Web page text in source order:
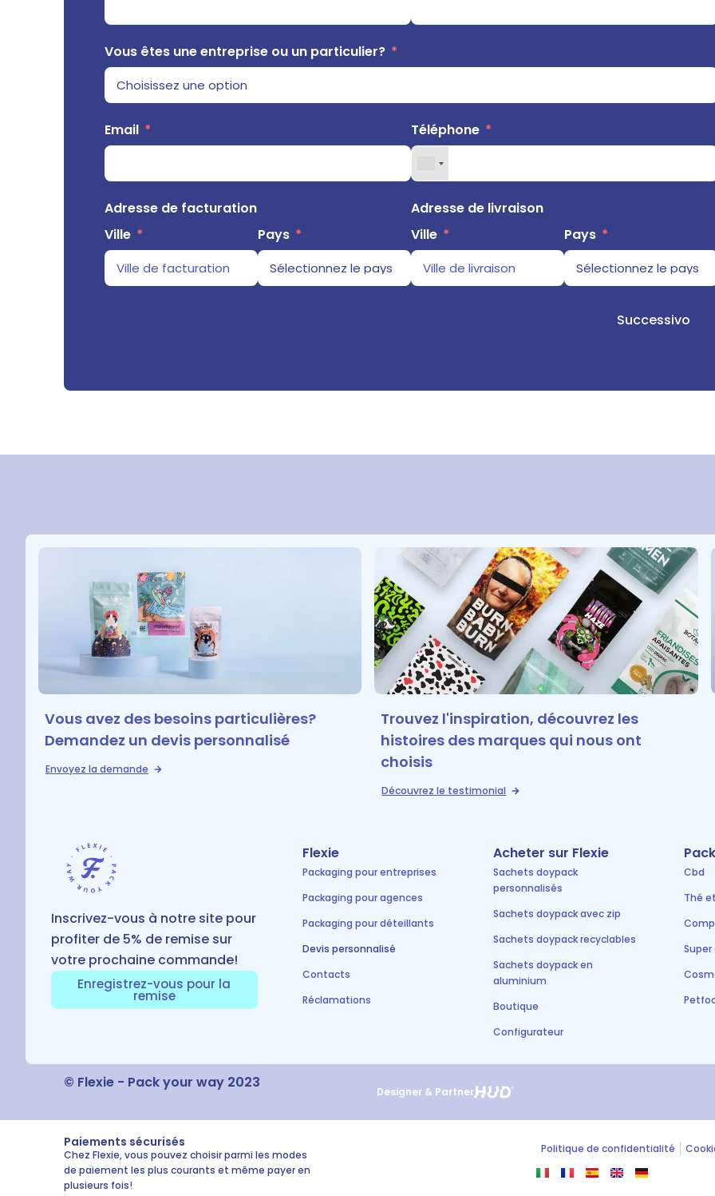
Vous êtes une entreprise ou un particulier?
Email Téléphone
Adresse de facturation
Ville
Pays
Adresse de livraison
Ville
Pays
Successivo
Vous avez des besoins particulières?
Demandez un devis personnalisé
Envoyez la demande
Trouvez l'inspiration, découvrez les
histoires des marques qui nous ont
choisis
Découvrez le testimonial
Inscrivez-vous à notre site pour
profiter de 5% de remise sur
votre prochaine commande!
Enregistrez-vous pour la
remise
Flexie
Packaging pour entreprises
Packaging pour agences
Packaging pour déteillants
Devis personnalisé
Contacts
Réclamations
Acheter sur Flexie
Sachets doypack
personnalisés
Sachets doypack avec zip
Sachets doypack recyclables
Sachets doypack en
aluminium
Boutique
Configurateur
Cbd
Thé
© Flexie - Pack your way 2023
Designer & Partner
Paiements sécurisés
Chez Flexie, vous pouvez choisir parmi les modes
de paiement les plus courants et même payer en
plusieurs fois!
Politique de confidentialité